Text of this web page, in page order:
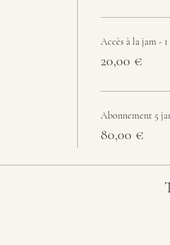
Accès à la jam - 1
20,00 €
Abonnement 5
80,00 €